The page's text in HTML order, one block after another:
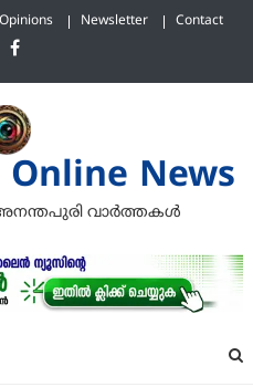
Opinions Newsletter Contact
News
വാര്‍ത്തകള്‍